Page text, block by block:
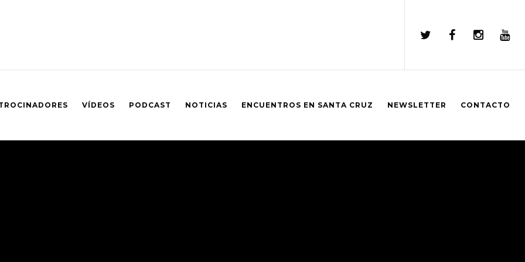
VÍDEOS PODCAST NOTICIAS ENCUENTROS EN SANTA CRUZ NEWSLETTER CONTACTO